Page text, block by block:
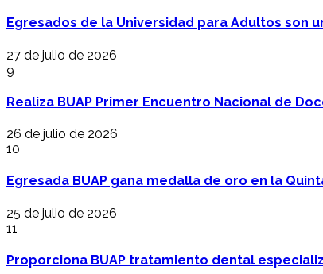
Egresados de la Universidad para Adultos son
27 de julio de 2026
9
Realiza BUAP Primer Encuentro Nacional de
26 de julio de 2026
10
Egresada BUAP gana medalla de oro en la
25 de julio de 2026
11
Proporciona BUAP tratamiento dental